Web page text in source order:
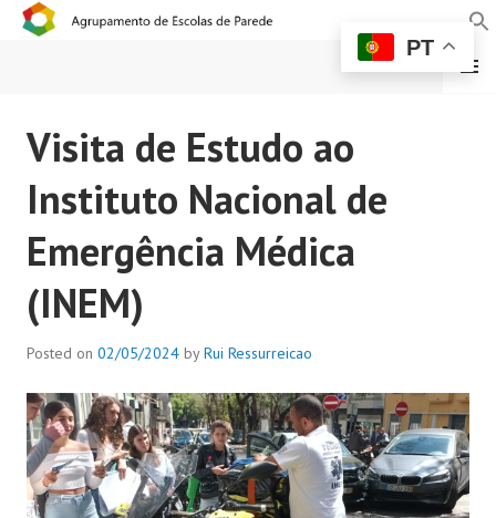
AGRUPAMENTO DE
ESCOLAS DE PAREDE
MENU
Visita de Estudo ao
Instituto Nacional de
Emergência Médica
(INEM)
Posted on 02/05/2024 byRui Ressurreicao
PT